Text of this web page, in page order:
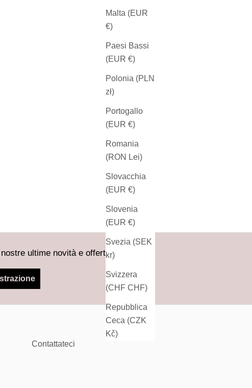
Malta (EUR
€)
Paesi Bassi
(EUR €)
Polonia (PLN
zł)
Portogallo
(EUR €)
Romania
(RON Lei)
Slovacchia
(EUR €)
Slovenia
(EUR €)
Svezia (SEK
kr)
Svizzera
(CHF CHF)
Repubblica
Ceca (CZK
Kč)
ultime novità e offerte.
Contattateci